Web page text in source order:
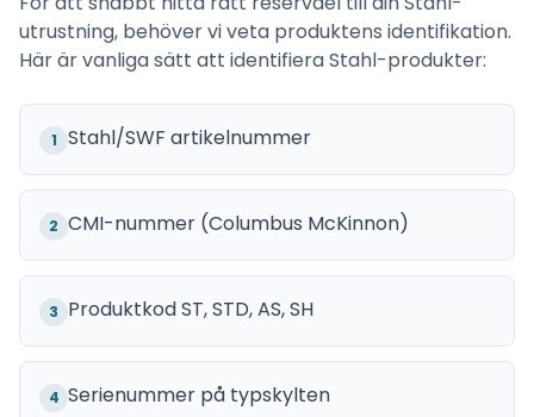
utrustning, behöver vi veta produktens identifikation.
Här är vanliga sätt att identifieraStahl-produkter:
1 Stahl/SWF artikelnummer
2 CMI-nummer (Columbus McKinnon)
3 Produktkod ST, STD, AS, SH
4 Serienummer på typskylten